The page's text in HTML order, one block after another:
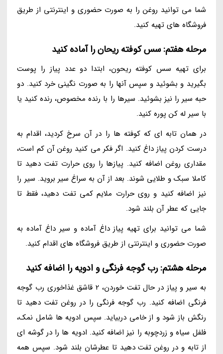
شما می توانید روغن را به صورت حضوری و اینترنتی از طریق
فروشگاه های تهیه کنید.
مرحله هفتم: سس کوفته ریحان را آماده کنید
برای تهیه سس کوفته ریحون، ابتدا دو عدد پیاز را پوست
بگیرید و بشوئید و سپس آنها را به صورت نگینی خرد کنید. دو
حبه سیر را نیز بشوئید. سیرها را با رنده مخصوص، رنده کنید یا
با سیر له کن پوره کنید.
در همان تابه ای که کوفته ها را در آن سرخ کردید، اقدام به
درست کردن پیاز داغ کنید. اگر فکر می کنید روغن آن کم است،
مقداری روغن اضافه کنید. پیازها را روی حرارت تفت دهید تا
کاملا سبک و طلایی شوند. بعد از آن به سراغ سیر بروید. سیر را
نیز اضافه کنید و روی حرارت ملایم کمی تفت دهید، فقط تا
جایی که عطر آن بلند شود.
شما می توانید برای تهیه پیاز داغ آماده و سیر داغ آماده به
صورت حضوری و اینترنتی از طریق فروشگاه های اقدام کنید.
مرحله هشتم: رب گوجه فرنگی و ادویه را اضافه کنید
به سیر و پیاز در حال تفت خوردن، 2 قاشق غذاخوری رب گوجه
فرنگی اضافه کنید. رب گوجه فرنگی را در روغن تفت دهید تا
رنگش باز شود و از خامی دربیاید. سپس ادویه ها شامل نمک،
فلفل سیاه و زردچوبه را نیز اضافه کنید. ادویه ها را در گوشه ای
از تابه و در روغن تفت دهید تا عطرشان بلند شود. سپس همه